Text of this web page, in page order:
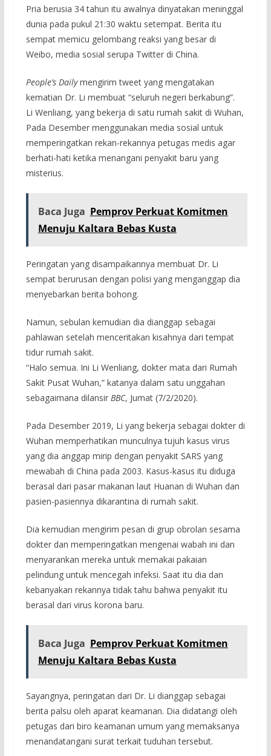
Pria berusia 34 tahun itu awalnya dinyatakan meninggal
dunia pada pukul 21:30 waktu setempat. Berita itu
sempat memicu gelombang reaksi yang besar di
Weibo, media sosial serupa Twitter di China.
People’s Dailymengirim tweet yang mengatakan
kematian Dr. Li membuat “seluruh negeri berkabung”.
Li Wenliang, yang bekerja di satu rumah sakit di Wuhan,
Pada Desember menggunakan media sosial untuk
memperingatkan rekan-rekannya petugas medis agar
berhati-hati ketika menangani penyakit baru yang
misterius.
Baca Juga Pemprov Perkuat Komitmen
Menuju Kaltara Bebas Kusta
Peringatan yang disampaikannya membuat Dr. Li
sempat berurusan dengan polisi yang menganggap dia
menyebarkan berita bohong.
Namun, sebulan kemudian dia dianggap sebagai
pahlawan setelah menceritakan kisahnya dari tempat
tidur rumah sakit.
“Halo semua. Ini Li Wenliang, dokter mata dari Rumah
Sakit Pusat Wuhan,” katanya dalam satu unggahan
sebagaimana dilansir BBC, Jumat (7/2/2020).
Pada Desember 2019, Li yang bekerja sebagai dokter di
Wuhan memperhatikan munculnya tujuh kasus virus
yang dia anggap mirip dengan penyakit SARS yang
mewabah di China pada 2003. Kasus-kasus itu diduga
berasal dari pasar makanan laut Huanan di Wuhan dan
pasien-pasiennya dikarantina di rumah sakit.
Dia kemudian mengirim pesan di grup obrolan sesama
dokter dan memperingatkan mengenai wabah ini dan
menyarankan mereka untuk memakai pakaian
pelindung untuk mencegah infeksi. Saat itu dia dan
kebanyakan rekannya tidak tahu bahwa penyakit itu
berasal dari virus korona baru.
Baca Juga Pemprov Perkuat Komitmen
Menuju Kaltara Bebas Kusta
Sayangnya, peringatan dari Dr. Li dianggap sebagai
berita palsu oleh aparat keamanan. Dia didatangi oleh
petugas dari biro keamanan umum yang memaksanya
menandatangani surat terkait tuduhan tersebut.